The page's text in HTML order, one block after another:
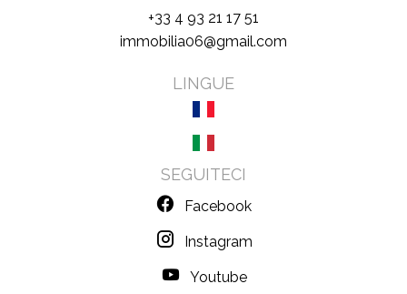
+33 4 93 21 17 51
immobilia06@gmail.com
LINGUE
SEGUITECI
Facebook
Instagram
Youtube